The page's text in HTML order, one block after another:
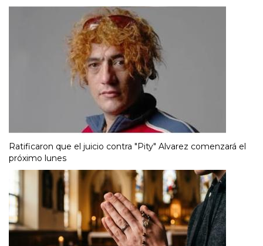
Ratificaron que el juicio contra "Pity" Alvarez comenzará el
próximo lunes